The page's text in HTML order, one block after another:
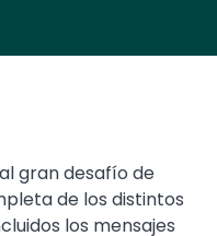
gran desafío de
de los distintos
los mensajes